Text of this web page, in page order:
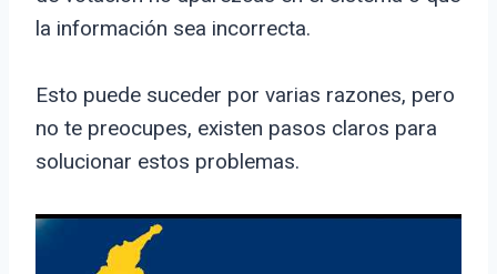
la información sea incorrecta.
Esto puede suceder por varias razones, pero
no te preocupes, existen pasos claros para
solucionar estos problemas.